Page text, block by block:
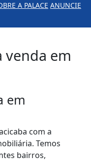
A PALACE ANUNCIE
venda em
em
com a
Temos
bairros,